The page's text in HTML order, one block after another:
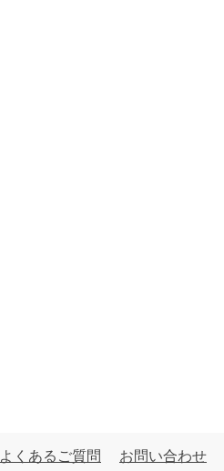
よくあるご質問 お問い合わせ